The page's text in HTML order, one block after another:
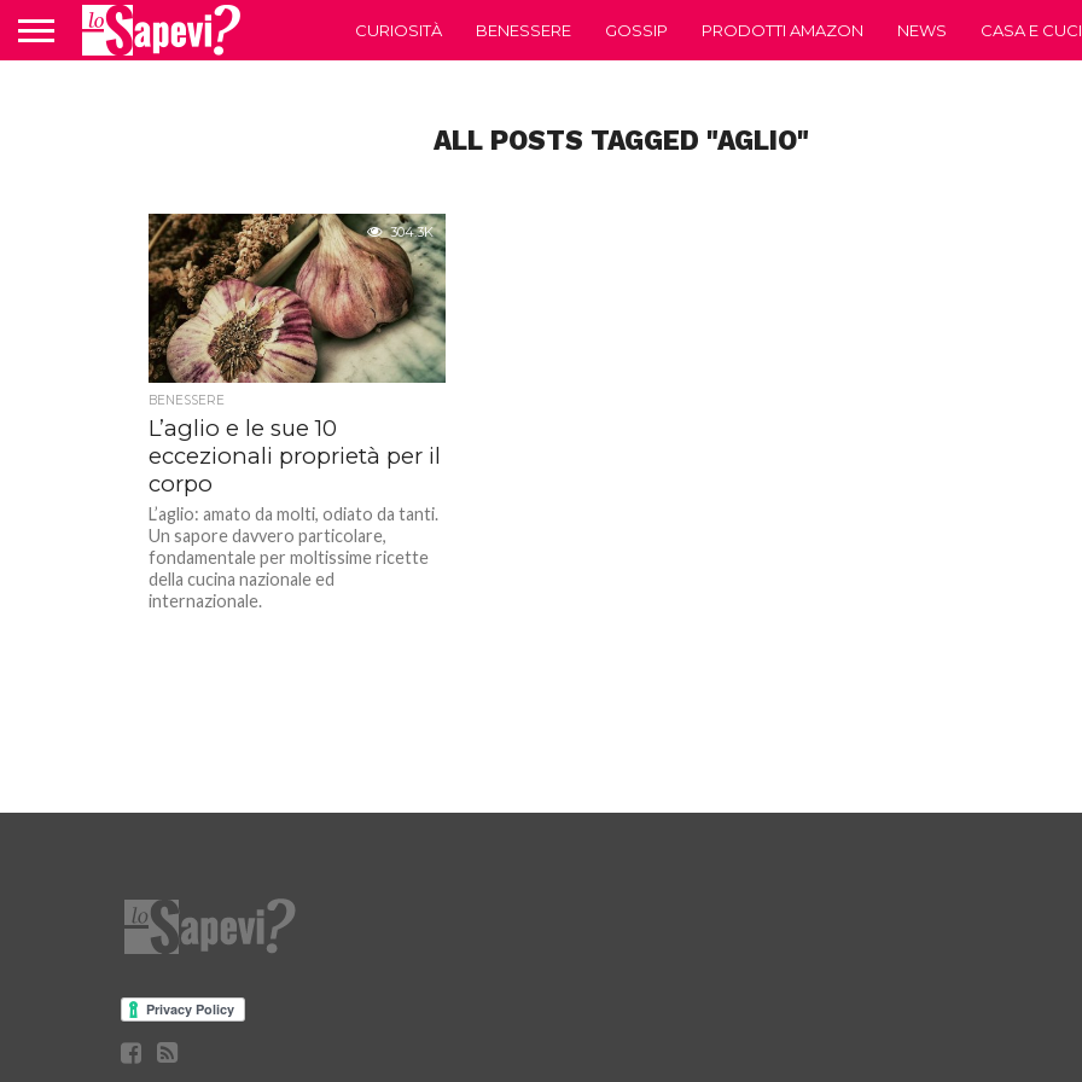
CURIOSITÀ BENESSERE GOSSIP PRODOTTI AMAZON NEWS CASA E
ALL POSTS TAGGED "AGLIO"
304.3K
BENESSERE
L’aglio e le sue 10
eccezionali proprietà per il
corpo
L’aglio: amato da molti, odiato da tanti.
Un sapore davvero particolare,
fondamentale per moltissime ricette
della cucina nazionale ed
internazionale.